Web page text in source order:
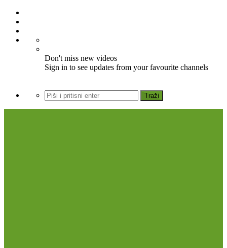
Don't miss new videos
Sign in to see updates from your favourite channels